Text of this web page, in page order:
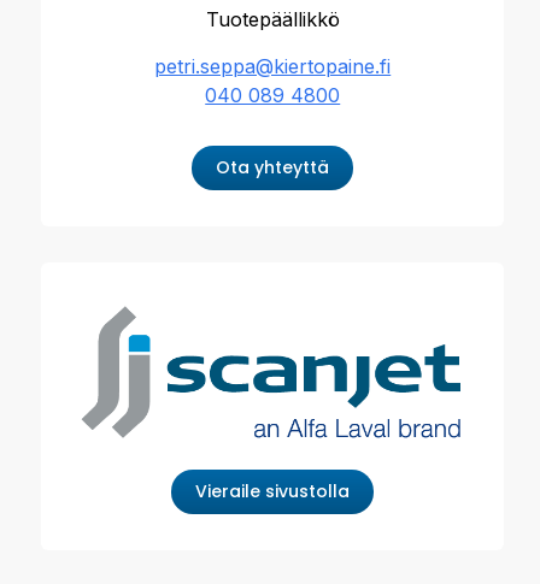
Tuotepäällikkö
petri.seppa@kiertopaine.fi
040 089 4800
Ota yhteyttä
Vieraile sivustolla